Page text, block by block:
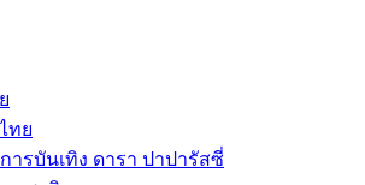
ทย
ารบันเทิง ดารา ปาปารัสซี่